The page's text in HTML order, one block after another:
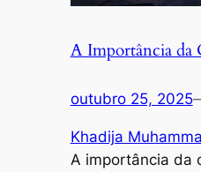
A Importância da
outubro 25, 2025
Khadija
A importância da